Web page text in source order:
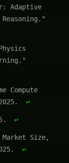
Adaptive
Compute
↩
↩
Size,
↩